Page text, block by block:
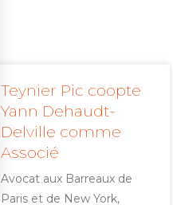
Teynier Pic coopte
Yann Dehaudt-
Delville comme
Associé
Avocat aux Barreaux de
Paris et de New York,